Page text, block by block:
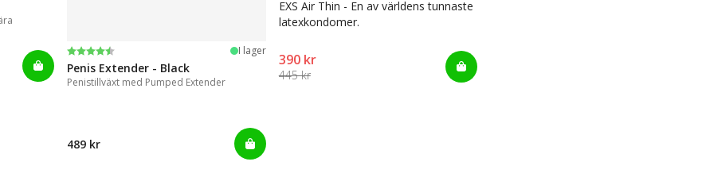
Betyg:
4.4 utav 5 stjärnor I lager
Penis Extender - Black
Penistillväxt med Pumped Extender
489 kr
EXS Air Thin - En av världens tunnaste
latexkondomer.
390 kr
445 kr